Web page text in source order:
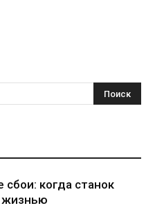
когда станок
жизнью